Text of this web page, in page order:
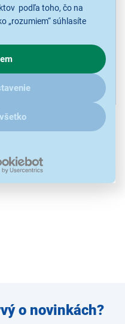
podľa toho, čo na
„rozumiem“ súhlasíte
cielených reklám.
u nás s cookies a
.
upozornenia.
o novinkách?